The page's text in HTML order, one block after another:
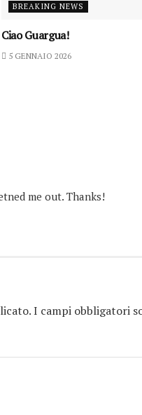
BREAKING NEWS
Ciao Guargua!
5 GENNAIO 2026
me out. Thanks!
I campi obbligatori